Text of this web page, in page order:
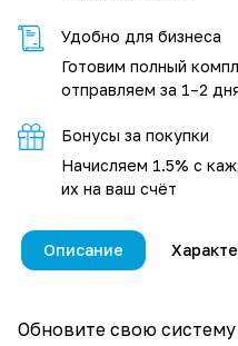
Удобно для бизнеса
Готовим полный
отправляем за 1–2
Бонусы за покупки
Начисляем 1.5% с
их на ваш счёт
Описание
Обновите свою